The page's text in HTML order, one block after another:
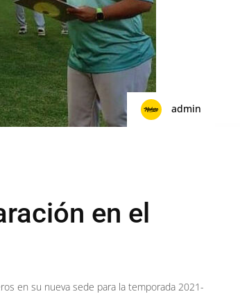
admin
en el
en su nueva sede para la temporada 2021-